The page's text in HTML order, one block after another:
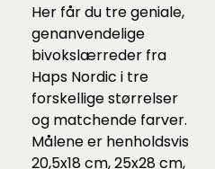
Her får du tre geniale,
genanvendelige
bivokslærreder fra
Haps Nordic i tre
forskellige størrelser
og matchende farver.
Målene er henholdsvis
20,5x18 cm, 25x28 cm,